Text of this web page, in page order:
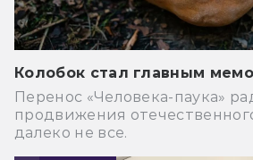
Колобок стал главным
Перенос «Человека-паука»
продвижения
далеко не все.